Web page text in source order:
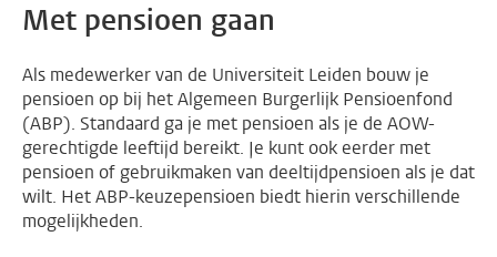
Met pensioen gaan
Als medewerker van de Universiteit Leiden bouw je
pensioen op bij het Algemeen Burgerlijk Pensioenfond
(ABP). Standaard ga je met pensioen als je de AOW-
gerechtigde leeftijd bereikt. Je kunt ook eerder met
pensioen of gebruikmaken van deeltijdpensioen als je dat
wilt. Het ABP-keuzepensioen biedt hierin verschillende
mogelijkheden.